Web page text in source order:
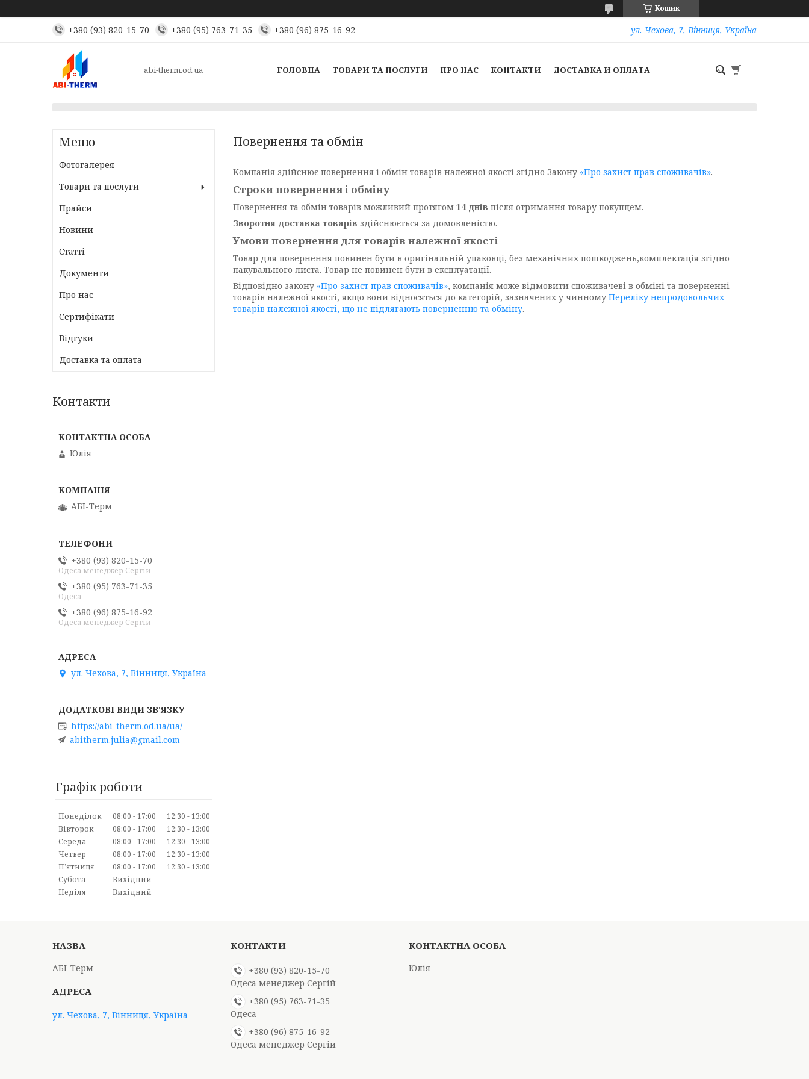
Кошик
+380 (93) 820-15-70 +380 (95) 763-71-35 +380 (96) 875-16-92 ул. Чехова, 7, Вінниця, Україна
abi-therm.od.ua ГОЛОВНА ТОВАРИ ТА ПОСЛУГИ ПРО НАС КОНТАКТИ ДОСТАВКА И ОПЛАТА
Повернення та обмін
Компанія здійснює повернення і обмін товарів належної якості згідно Закону «Про захист прав споживачів».
Строки повернення і обміну
Повернення та обмін товарів можливий протягом 14 днів після отримання товару покупцем.
Зворотня доставка товарів здійснюється за домовленістю.
Умови повернення для товарів належної якості
Товар для повернення повинен бути в оригінальній упаковці, без механічних пошкоджень,комплектація згідно
пакувального листа. Товар не повинен бути в експлуатації.
Відповідно закону «Про захист прав споживачів», компанія може відмовити споживачеві в обміні та поверненні
товарів належної якості, якщо вони відносяться до категорій, зазначених у чинному Переліку непродовольчих
товарів належної якості, що не підлягають поверненню та обміну.
Фотогалерея
Товари та послуги
Прайси
Новини
Статті
Документи
Про нас
Сертифікати
Відгуки
Доставка та оплата
Контакти
Юлія
АБІ-Терм
+380 (93) 820-15-70
Одеса менеджер Сергій
+380 (95) 763-71-35
Одеса
+380 (96) 875-16-92
Одеса менеджер Сергій
ул. Чехова, 7, Вінниця, Україна
https://abi-therm.od.ua/ua/
abitherm.julia@gmail.com
Графік роботи
Понеділок 08:00 17:00 12:30
13:00
Вівторок
08:00 17:00 12:30
13:00
Середа
08:00 17:00 12:30
13:00
Четвер
08:00 17:00 12:30
13:00
Пʼятниця
08:00 17:00 12:30
13:00
Субота
Вихідний
Неділя
Вихідний
АБІ-Терм
ул. Чехова, 7, Вінниця, Україна
+380 (93) 820-15-70
Одеса менеджер Сергій
+380 (95) 763-71-35
Одеса
+380 (96) 875-16-92
Одеса менеджер Сергій
Юлія